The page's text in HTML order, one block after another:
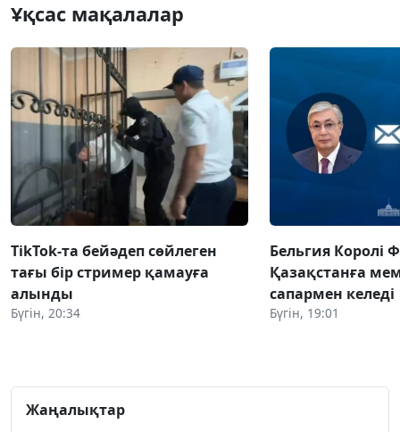
Ұқсас мақалалар
TikTok-та бейәдеп сөйлеген
тағы бір стример қамауға
алынды
Бүгін, 20:34
Бельгия Королі
Қазақстанға
сапармен келеді
Бүгін, 19:01
Жаңалықтар